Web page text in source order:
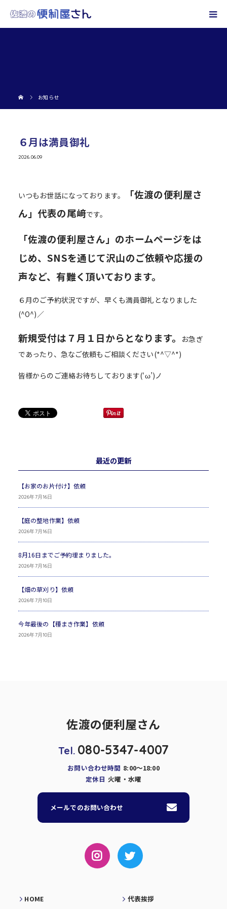
お知らせ
６月は満員御礼
2026.06.09
いつもお世話になっております。
「佐渡の便利屋さ
ん」代表の尾﨑です。
「佐渡の便利屋さん」のホームページをは
じめ、SNSを通じて沢山のご依頼や応援の
声など、有難く頂いております。
６月のご予約状況ですが、早くも満員御礼となりました
(^O^)／
新規受付は７月１日からとなります。
お急ぎ
であったり、急なご依頼もご相談ください(*^▽^*)
皆様からのご連絡お待ちしております(‘ω’)ノ
最近の更新
【お家のお片付け】依頼
2026年7月16日
【庭の整地作業】依頼
2026年7月16日
8月16日までご予約埋まりました。
2026年7月16日
【畑の草刈り】依頼
2026年7月10日
今年最後の【種まき作業】依頼
2026年7月10日
佐渡の便利屋さん
Tel. 080-5347-4007
お問い合わせ時間 8:00～18:00
定休日 火曜・水曜
メールでのお問い合わせ
HOME 代表挨拶